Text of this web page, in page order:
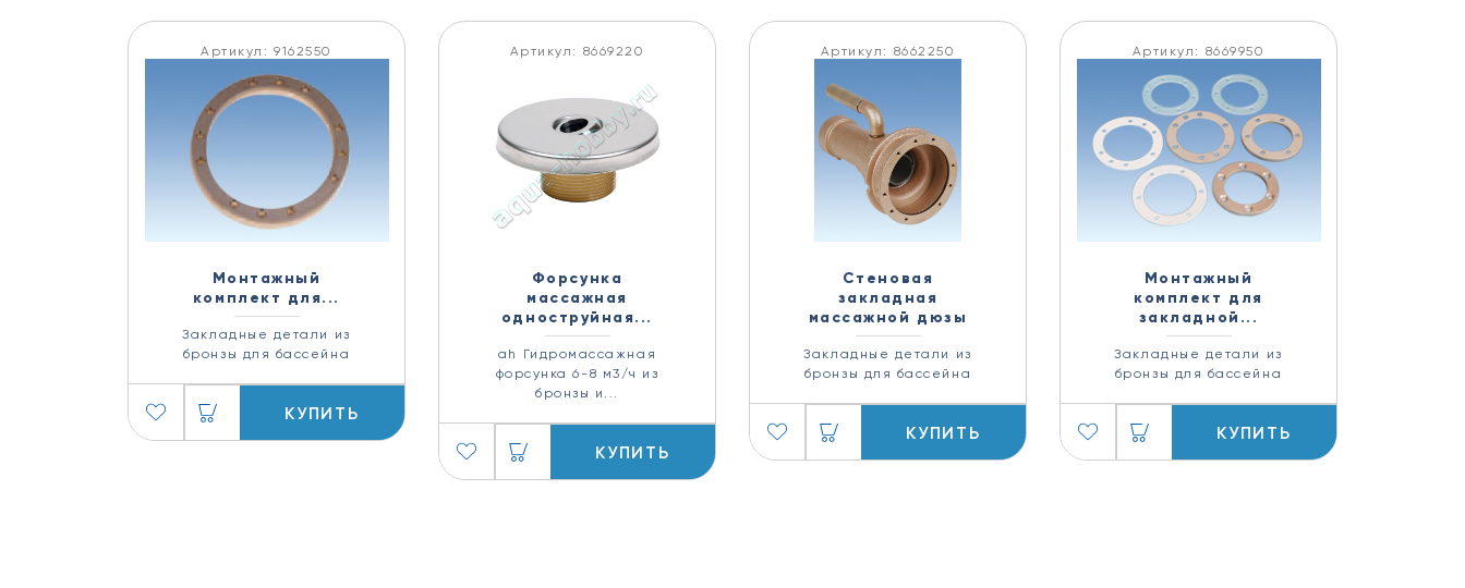
Артикул: 9162550
Монтажный
комплект для...
Закладные детали из
бронзы для бассейна
КУПИТЬ
Артикул: 8669220
Форсунка
массажная
одноструйная...
ah Гидромассажная
форсунка 6-8 м3/ч из
бронзы и...
КУПИТЬ
Артикул: 8662250
Стеновая
закладная
массажной дюзы
Закладные детали из
бронзы для бассейна
КУПИТЬ
Артикул: 8669950
Монтажный
комплект для
закладной...
Закладные детали из
бронзы для бассейна
КУПИТЬ